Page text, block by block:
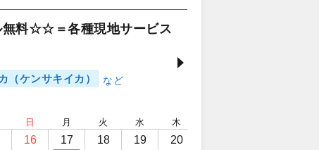
料☆☆＝各種現地サービス
（ケンサキイカ）
日
16
月
17
火
18
水
19
木
20